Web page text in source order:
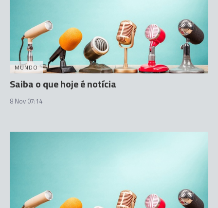
MUNDO
Saiba o que hoje é notícia
8 Nov 07:14